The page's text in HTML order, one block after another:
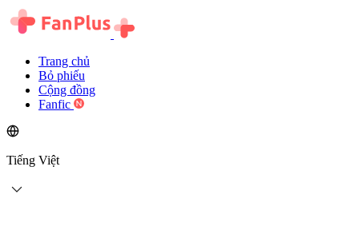
Trang chủ
Bỏ phiếu
Cộng đồng
Fanfic
Tiếng Việt